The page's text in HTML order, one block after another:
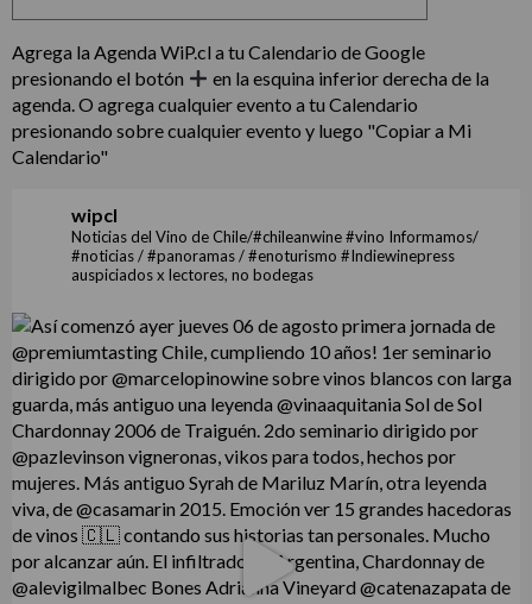
Agrega la Agenda WiP.cl a tu Calendario de Google
presionando el botón
en la esquina inferior derecha de la
agenda. O agrega cualquier evento a tu Calendario
presionando sobre cualquier evento y luego "Copiar a Mi
Calendario"
wipcl
Noticias del Vino de Chile/#chileanwine #vino Informamos/
#noticias / #panoramas / #enoturismo #Indiewinepress
auspiciados x lectores, no bodegas